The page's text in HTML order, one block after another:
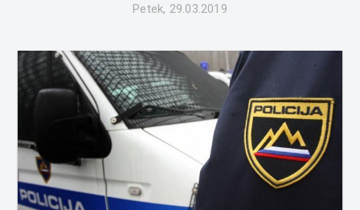
Petek, 29.03.2019